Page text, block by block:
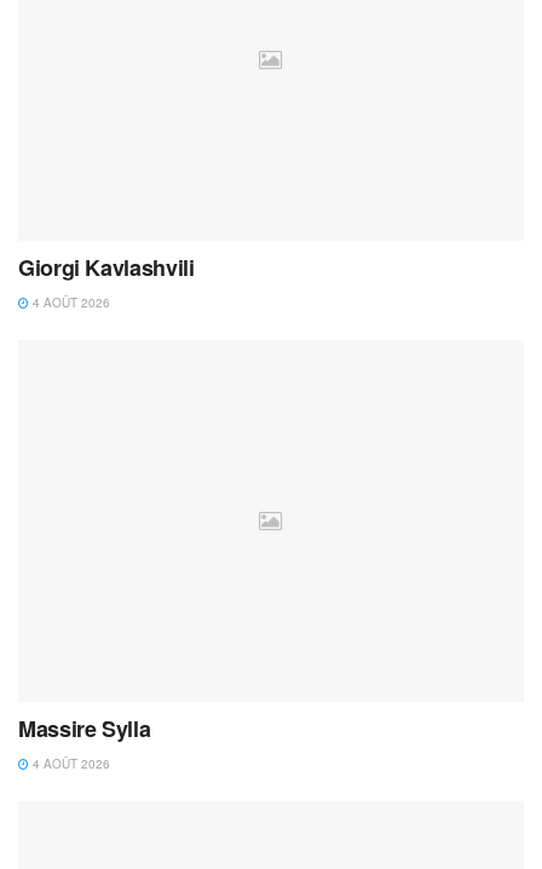
Giorgi Kavlashvili
4 AOÛT 2026
Massire Sylla
4 AOÛT 2026